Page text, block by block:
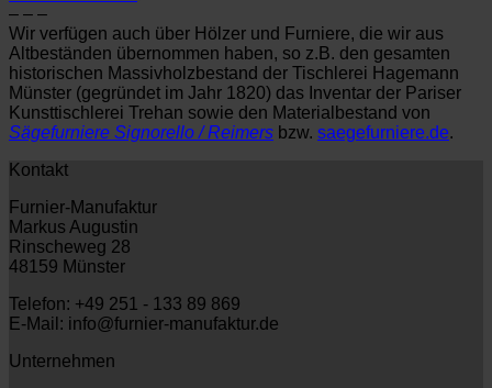
– – –
Wir verfügen auch über Hölzer und Furniere, die wir aus
Altbeständen übernommen haben, so z.B. den gesamten
historischen Massivholzbestand der Tischlerei Hagemann
Münster (gegründet im Jahr 1820) das Inventar der Pariser
Kunsttischlerei Trehan sowie den Materialbestand von
Sägefurniere Signorello / Reimers bzw. saegefurniere.de.
Kontakt
Furnier-Manufaktur
Markus Augustin
Rinscheweg 28
48159 Münster
Telefon: +49 251 - 133 89 869
E-Mail: info@furnier-manufaktur.de
Unternehmen